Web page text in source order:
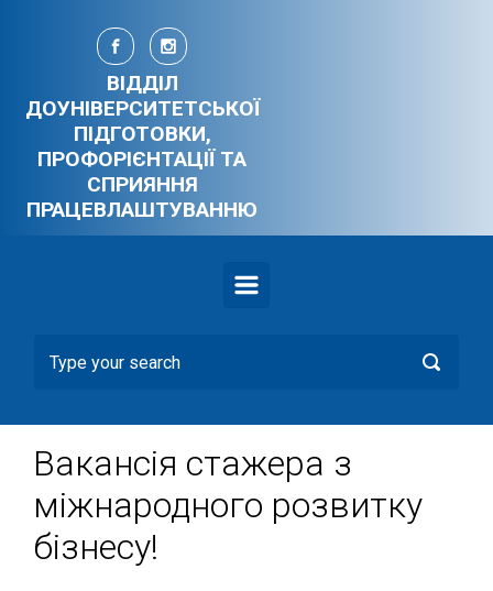
Skip to main content
ВІДДІЛ
ДОУНІВЕРСИТЕТСЬКОЇ
ПІДГОТОВКИ,
ПРОФОРІЄНТАЦІЇ ТА
СПРИЯННЯ
ПРАЦЕВЛАШТУВАННЮ
Вакансія стажера з
міжнародного розвитку
бізнесу!